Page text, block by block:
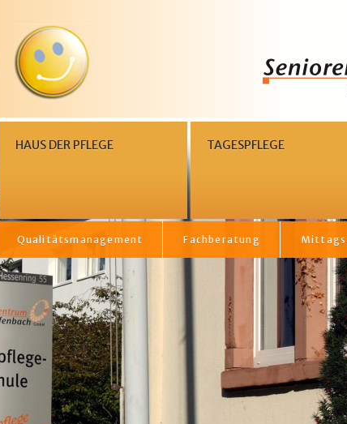
HAUS DER PFLEGE TAGESPFLEGE
Qualitätsmanagement Fachberatung